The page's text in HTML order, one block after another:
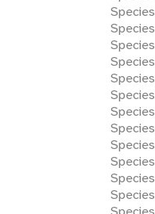
Species
Species
Species
Species
Species
Species
Species
Species
Species
Species
Species
Species